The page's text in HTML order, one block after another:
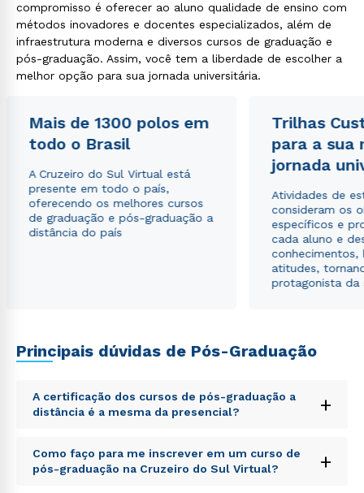
compromisso é oferecer ao aluno qualidade de ensino com
métodos inovadores e docentes especializados, além de
infraestrutura moderna e diversos cursos de graduação e
pós-graduação. Assim, você tem a liberdade de escolher a
melhor opção para sua jornada universitária.
Mais de 1300 polos em
todo o Brasil
A Cruzeiro do Sul Virtual está
presente em todo o país,
oferecendo os melhores cursos
de graduação e pós-graduação a
distância do país
Trilhas
para a sua
jornada
Atividades de
consideram os
específicos e
cada aluno e
conhecimentos,
atitudes,
protagonista da
Principais dúvidas de Pós-Graduação
A certificação dos cursos de pós-graduação a
distância é a mesma da presencial?
+
Sed ut perspiciatis unde omnis iste natus error sit
voluptatem accusantium doloremque laudantium,
totam rem aperiam, eaque ipsa quae ab illo inventore
Como faço para me inscrever em um curso de
pós-graduação na Cruzeiro do Sul Virtual?
+
Estou de acordo com aPolítica de Privacidade.e
autorizo que meus dados sejam utilizados para o
envio de conteúdos da Cruzeiro do Sul.